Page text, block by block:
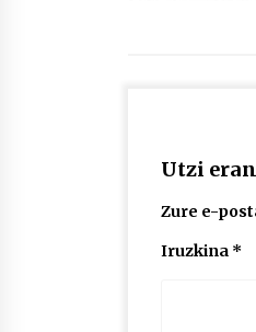
Utzi
Zure e-
Iruzkina *